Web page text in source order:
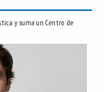
y suma un Centro de